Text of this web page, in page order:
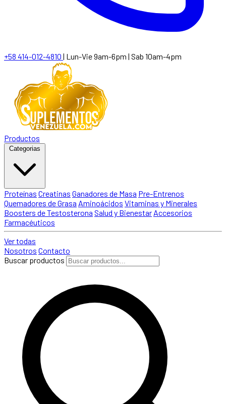
+58 414-012-4810 | Lun-Vie 9am-6pm | Sab 10am-4pm
Productos
Categorias
Proteínas Creatinas Ganadores de Masa Pre-Entrenos
Quemadores de Grasa Aminoácidos Vitaminas y Minerales
Boosters de Testosterona Salud y Bienestar Accesorios
Farmacéuticos
Ver todas
Nosotros Contacto
Buscar productos